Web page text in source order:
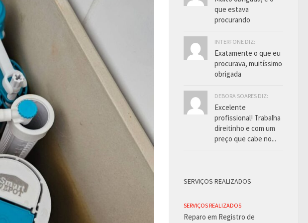
que estava
procurando
INTERFONE DIZ:
Exatamente o que eu
procurava, muitíssimo
obrigada
DEBORA SOARES DIZ:
Excelente
profissional! Trabalha
direitinho e com um
preço que cabe no...
SERVIÇOS REALIZADOS
SERVIÇOS REALIZADOS
Reparo em Registro de